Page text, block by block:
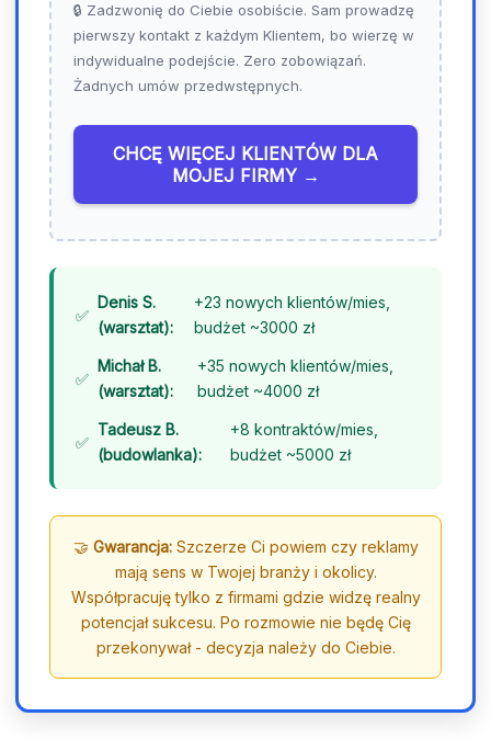
8
🔒 Zadzwonię do Ciebie osobiście. Sam prowadzę
pierwszy kontakt z każdym Klientem, bo wierzę w
indywidualne podejście. Zero zobowiązań.
Żadnych umów przedwstępnych.
CHCĘ WIĘCEJ KLIENTÓW DLA
MOJEJ FIRMY →
Denis S.
(warsztat):
+23 nowych klientów/mies,
budżet ~3000 zł
Michał B.
(warsztat):
+35 nowych klientów/mies,
budżet ~4000 zł
Tadeusz B.
(budowlanka):
+8 kontraktów/mies,
budżet ~5000 zł
🤝 Gwarancja:Szczerze Ci powiem czy reklamy
mają sens w Twojej branży i okolicy.
Współpracuję tylko z firmami gdzie widzę realny
potencjał sukcesu. Po rozmowie nie będę Cię
przekonywał - decyzja należy do Ciebie.